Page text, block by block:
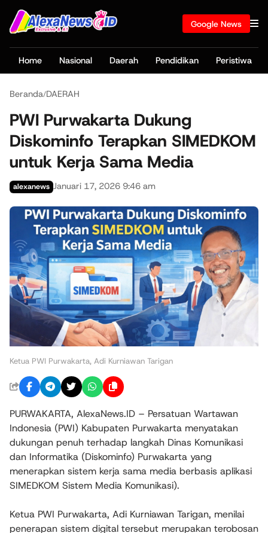
Google News
Home Nasional Daerah Pendidikan Peristiwa
Beranda/DAERAH
PWI Purwakarta Dukung
Diskominfo Terapkan SIMEDKOM
untuk Kerja Sama Media
alexanews Januari 17, 2026 9:46 am
Ketua PWI Purwakarta, Adi Kurniawan Tarigan
PURWAKARTA, AlexaNews.ID – Persatuan Wartawan
Indonesia (PWI) Kabupaten Purwakarta menyatakan
dukungan penuh terhadap langkah Dinas Komunikasi
dan Informatika (Diskominfo) Purwakarta yang
menerapkan sistem kerja sama media berbasis aplikasi
SIMEDKOM Sistem Media Komunikasi).
Ketua PWI Purwakarta, Adi Kurniawan Tarigan, menilai
penerapan sistem digital tersebut merupakan terobosan